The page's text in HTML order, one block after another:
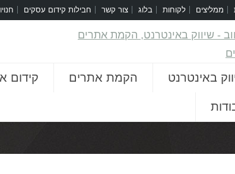
ממליצים לקוחות בלוג צור קשר חבילות קידום עסקים
באינטרנט הקמת אתרים קידום